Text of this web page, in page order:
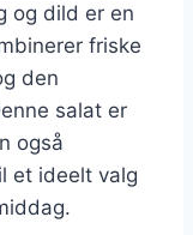
og dild er en
friske
den
salat er
også
et ideelt valg